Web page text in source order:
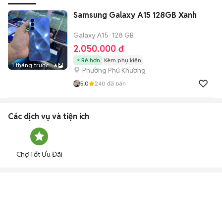
tiếng nói chung.
1 tháng trước 6
Samsung Galaxy A15 128GB Xanh
Galaxy A15 128 GB
2.050.000 đ
Rẻ hơn Kèm phụ kiện
Phường Phú Khương
5.0 240 đã bán
Các dịch vụ và tiện ích
Chợ Tốt Ưu Đãi